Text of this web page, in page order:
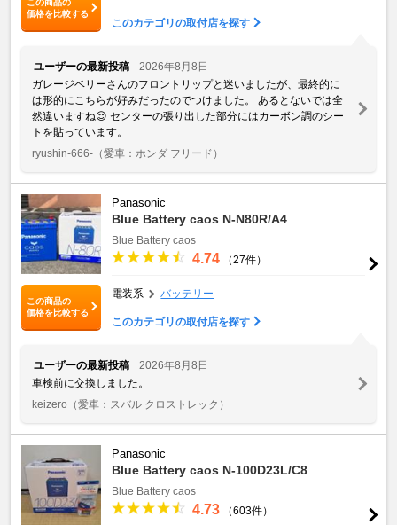
価格を比較する
このカテゴリの取付店を探す
ユーザーの最新投稿
2026年8月8日
ガレージベリーさんのフロントリップと迷いましたが、最終的に
は形的にこちらが好みだったのでつけました。 あるとないでは全
然違いますね😌 センターの張り出した部分にはカーボン調のシー
トを貼っています。
ryushin-666- （愛車：ホンダ フリード）
この商品の
価格を比較する
Panasonic
Blue Battery caos N-N80R/A4
Blue Battery caos
4.74 （27件）
電装系 バッテリー
このカテゴリの取付店を探す
ユーザーの最新投稿
2026年8月8日
車検前に交換しました。
keizero （愛車：スバル クロストレック）
Panasonic
Blue Battery caos N-100D23L/C8
Blue Battery caos
4.73 （603件）